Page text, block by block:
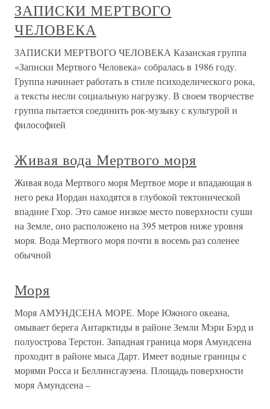
ЗАПИСКИ МЕРТВОГО
ЧЕЛОВЕКА
ЗАПИСКИ МЕРТВОГО ЧЕЛОВЕКА Казанская группа
«Записки Мертвого Человека» собралась в 1986 году.
Группа начинает работать в стиле психоделического рока,
а тексты несли социальную нагрузку. В своем творчестве
группа пытается соединить рок-музыку с культурой и
философией
Живая вода Мертвого моря
Живая вода Мертвого моря Мертвое море и впадающая в
него река Иордан находятся в глубокой тектонической
впадине Гхор. Это самое низкое место поверхности суши
на Земле, оно расположено на 395 метров ниже уровня
моря. Вода Мертвого моря почти в восемь раз соленее
обычной
Моря
Моря АМУНДСЕНА МОРЕ. Море Южного океана,
омывает берега Антарктиды в районе Земли Мэри Бэрд и
полуострова Терстон. Западная граница моря Амундсена
проходит в районе мыса Дарт. Имеет водные границы с
морями Росса и Беллинсгаузена. Площадь поверхности
моря Амундсена –